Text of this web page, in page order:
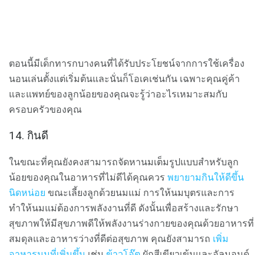
ตอนนี้มีเด็กทารกบางคนที่ได้รับประโยชน์จากการใช้เครื่อง
นอนเล่นตั้งแต่เริ่มต้นและนั่นก็โอเคเช่นกัน เฉพาะคุณคู่ค้า
และแพทย์ของลูกน้อยของคุณจะรู้ว่าอะไรเหมาะสมกับ
ครอบครัวของคุณ
14. กินดี
ในขณะที่คุณยังคงสามารถจัดหานมเต็มรูปแบบสำหรับลูก
น้อยของคุณในอาหารที่ไม่ดีได้คุณควร พยายามกินให้ดีขึ้น
นิดหน่อย ขณะเลี้ยงลูกด้วยนมแม่ การให้นมบุตรและการ
ทำให้นมแม่ต้องการพลังงานที่ดี ดังนั้นเพื่อสร้างและรักษา
สุขภาพให้มีสุขภาพดีให้พลังงานร่างกายของคุณด้วยอาหารที่
สมดุลและอาหารว่างที่ดีต่อสุขภาพ คุณยังสามารถ เพิ่ม